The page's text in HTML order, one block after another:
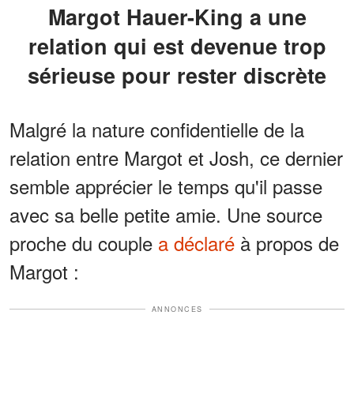
Margot Hauer-King a une
relation qui est devenue trop
sérieuse pour rester discrète
Malgré la nature confidentielle de la
relation entre Margot et Josh, ce dernier
semble apprécier le temps qu'il passe
avec sa belle petite amie. Une source
proche du couple a déclaré à propos de
Margot :
ANNONCES